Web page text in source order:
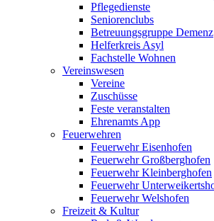
Pflegedienste
Seniorenclubs
Betreuungsgruppe Demenz
Helferkreis Asyl
Fachstelle Wohnen
Vereinswesen
Vereine
Zuschüsse
Feste veranstalten
Ehrenamts App
Feuerwehren
Feuerwehr Eisenhofen
Feuerwehr Großberghofen
Feuerwehr Kleinberghofen
Feuerwehr
Feuerwehr Welshofen
Freizeit & Kultur